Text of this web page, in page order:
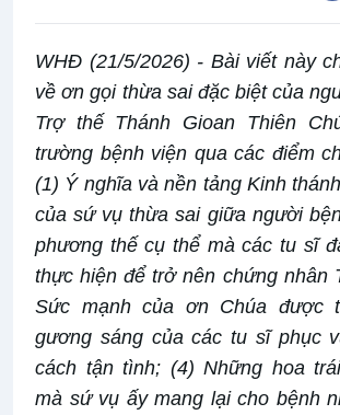
WHĐ (21/5/2026) - Bài viết này
về ơn gọi thừa sai đặc biệt của
Trợ thế Thánh Gioan Thiên
trường bệnh viện qua các điểm
(1) Ý nghĩa và nền tảng Kinh
của sứ vụ thừa sai giữa người
phương thế cụ thể mà các tu sĩ
thực hiện để trở nên chứng nhân
Sức mạnh của ơn Chúa được
gương sáng của các tu sĩ phục
cách tận tình; (4) Những hoa
mà sứ vụ ấy mang lại cho bệnh